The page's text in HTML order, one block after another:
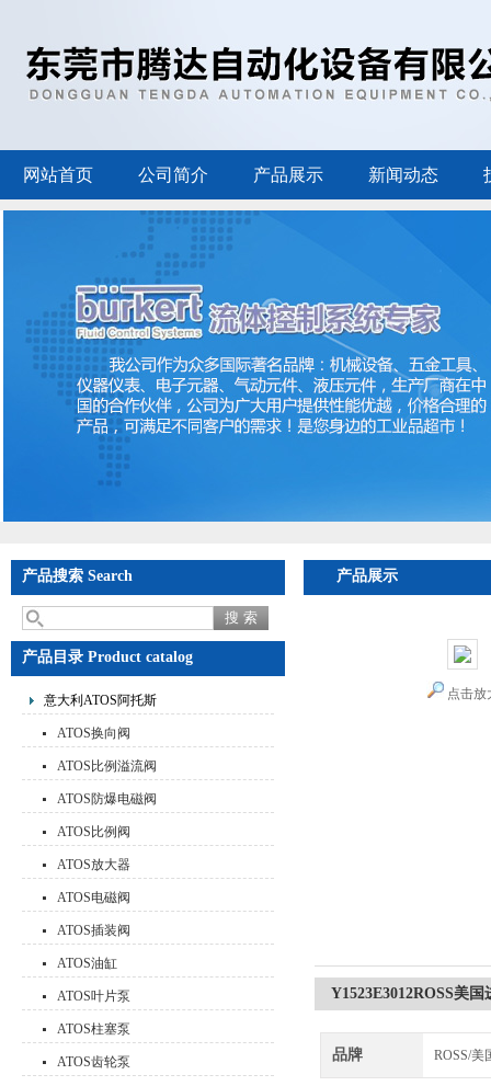
网站首页 公司简介 产品展示 新闻动态
产品搜索 Search
产品目录 Product catalog
意大利ATOS阿托斯
ATOS换向阀
ATOS比例溢流阀
ATOS防爆电磁阀
ATOS比例阀
ATOS放大器
ATOS电磁阀
ATOS插装阀
ATOS油缸
ATOS叶片泵
ATOS柱塞泵
ATOS齿轮泵
产品展示
点击放
Y1523E3012ROSS美
品牌 ROSS/美